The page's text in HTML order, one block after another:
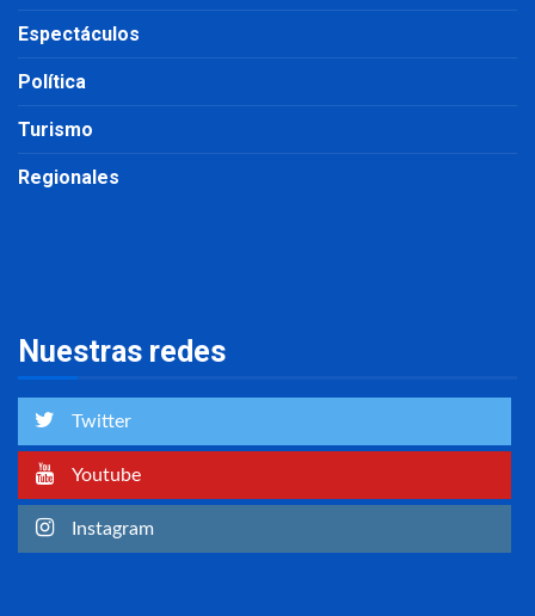
Espectáculos
Política
Turismo
Regionales
Nuestras redes
Twitter
Youtube
Instagram